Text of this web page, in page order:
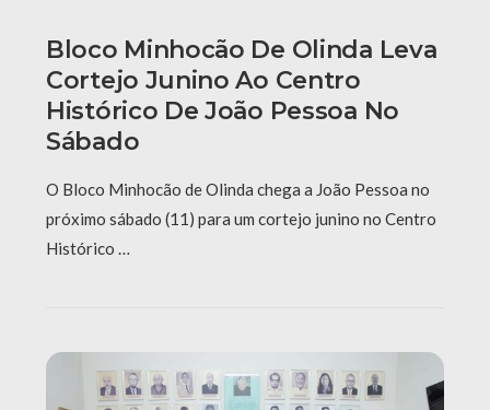
Bloco Minhocão De Olinda Leva
Cortejo Junino Ao Centro
Histórico De João Pessoa No
Sábado
O Bloco Minhocão de Olinda chega a João Pessoa no
próximo sábado (11) para um cortejo junino no Centro
Histórico …